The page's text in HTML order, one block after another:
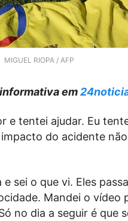
MIGUEL RIOPA / AFP
em
e tentei ajudar. Eu
do acidente
sei o que vi. Eles
Mandei o vídeo
no dia a seguir é que